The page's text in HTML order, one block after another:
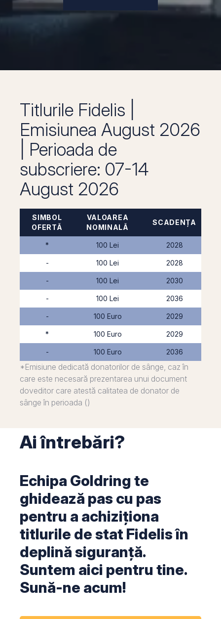
Titlurile Fidelis​ |
Emisiunea August 2026
| Perioada de
subscriere: 07-14
August 2026
SIMBOL
OFERTĂ
VALOAREA
NOMINALĂ
SCADENȚA
* 100 Lei 2028
- 100 Lei 2028
- 100 Lei 2030
- 100 Lei 2036
- 100 Euro 2029
* 100 Euro 2029
- 100 Euro 2036
*Emisiune dedicată donatorilor de sânge, caz în
care este necesară prezentarea unui document
doveditor care atestă calitatea de donator de
sânge în perioada ()
Ai întrebări?
Echipa Goldring te
ghidează pas cu pas
pentru a achiziționa
titlurile de stat Fidelis în
deplină siguranță.
Suntem aici pentru tine.
Sună-ne acum!